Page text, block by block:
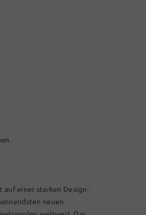
auf einer starken Design-
neuen